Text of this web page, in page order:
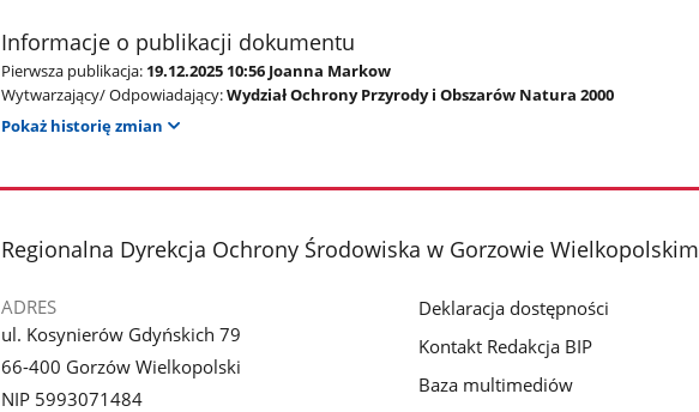
Informacje o publikacji dokumentu
Pierwsza publikacja: 19.12.2025 10:56 Joanna Markow
Wytwarzający/ Odpowiadający:Wydział Ochrony Przyrody i Obszarów Natura 2000
Pokaż historię zmian
stopka
Regionalna Dyrekcja Ochrony Środowiska w Gorzowie Wielkopolskim
ADRES
ul. Kosynierów Gdyńskich 79
66-400 Gorzów Wielkopolski
NIP 5993071484
Deklaracja dostępności
Kontakt Redakcja BIP
Baza multimediów